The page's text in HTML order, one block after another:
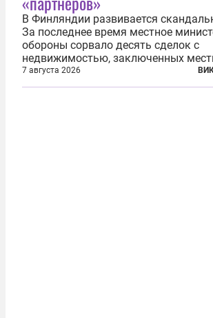
В Финляндии развивается
За последнее время местное
обороны сорвало десять сделок с
недвижимостью, заключенных
фирмами с китайским капиталом.
заявили, что они могли
7 августа 2026